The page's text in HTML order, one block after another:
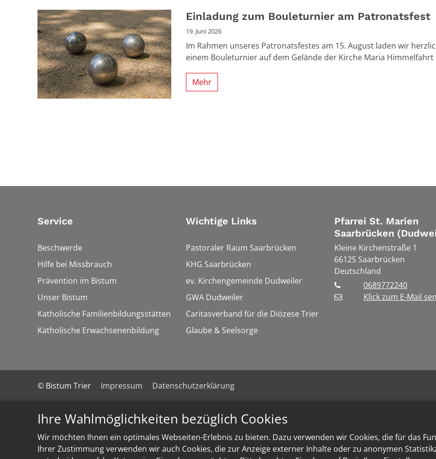
Ihre Wahlmöglichkeiten bezüglich Cookies
Wir möchten Ihnen ein optimales Webseiten-Erlebnis zu bieten. Dazu verwenden wir Cookies, die für das
Ihrer Zustimmung verwenden wir auch Cookies, die zur Anzeige externer Inhalte oder zu anonymen
Einladung zum Bouleturnier am Patronatsfest
19. Juni 2026
Im Rahmen unseres Patronatsfestes am 15. August laden wir
einem Bouleturnier auf dem Gelände der Kirche Maria Himmelfahrt
Mehr
Service
Beschwerde
Hilfe bei Missbrauch
Prävention im Bistum
Unser Bistum
Katholische Familienbildungsstätten
Katholische Erwachsenenbildung
Wichtige Links
Pastoraler Raum Saarbrücken
KHG Saarbrücken
ev. Kirchengemeinde Dudweiler
GWA Dudweiler
Caritasverband für die Diözese Trier
Glaube & Seelsorge
Pfarrei St. Marien
Saarbrücken
Kleine Kirchenstraße 1
66125 Saarbrücken
Deutschland
0689772240
Klick zum E-Mail
© Bistum Trier Impressum Datenschutzerklärung